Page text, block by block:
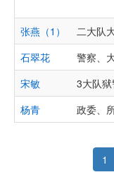
张燕（1） 二大队
石翠花
警察、
宋敏
3大队
杨青
政委、
1